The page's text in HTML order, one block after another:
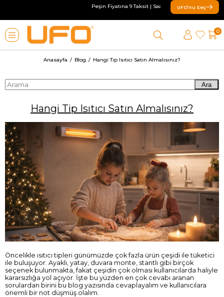
Peşin Fiyatına 9 Taksit | Saat 13:00’e kadar verilen
UFO’nu Seç
0
Anasayfa Blog Hangi Tip Isıtıcı Satın Almalısınız?
Ara
Hangi Tip Isıtıcı Satın Almalısınız?
Öncelikle ısıtıcı tipleri günümüzde çok fazla ürün çeşidi ile tüketici
ile buluşuyor. Ayaklı, yatay, duvara monte, stantlı gibi birçok
seçenek bulunmakta, fakat çeşidin çok olması kullanıcılarda haliyle
kararsızlığa yol açıyor. İşte bu yüzden en çok cevabı aranan
sorulardan birini bu blog yazısında cevaplayalım ve kullanıcılara
önemli bir not düşmüş olalım.